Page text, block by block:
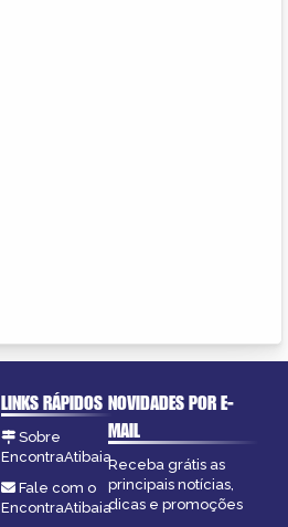
LINKS RÁPIDOS
Sobre
EncontraAtibaia
Fale com o
EncontraAtibaia
NOVIDADES POR E-
MAIL
Receba grátis as
principais notícias,
dicas e promoções